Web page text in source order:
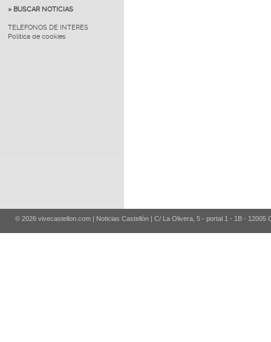
» BUSCAR NOTICIAS
TELÉFONOS DE INTERÉS
Política de cookies
© 2026 vivecastellon.com | Noticias Castellón | C/ La Olivera, 5 - portal 1 - 1B - 12005